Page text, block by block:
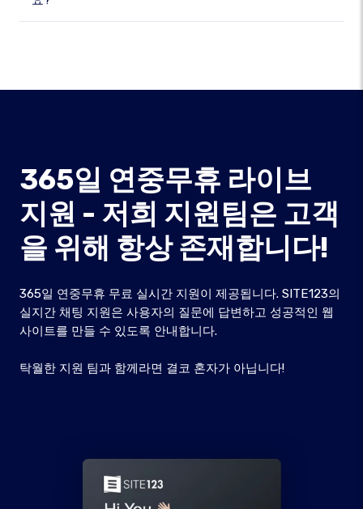
365일 연중무휴 라이브
지원 - 저희 지원팀은 고객
을 위해 항상 존재합니다!
365일 연중무휴 무료 실시간 지원이 제공됩니다. SITE123의
실지간 채팅 지원은 사용자의 질문에 답변하고 성공적인 웹
사이트를 만들 수 있도록 안내합니다.
탁월한 지원 팀과 함께라면 결코 혼자가 아닙니다!